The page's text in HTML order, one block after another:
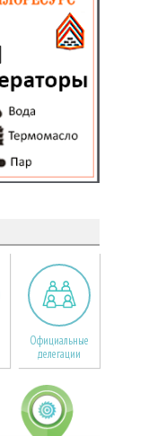
Официальные
делегации